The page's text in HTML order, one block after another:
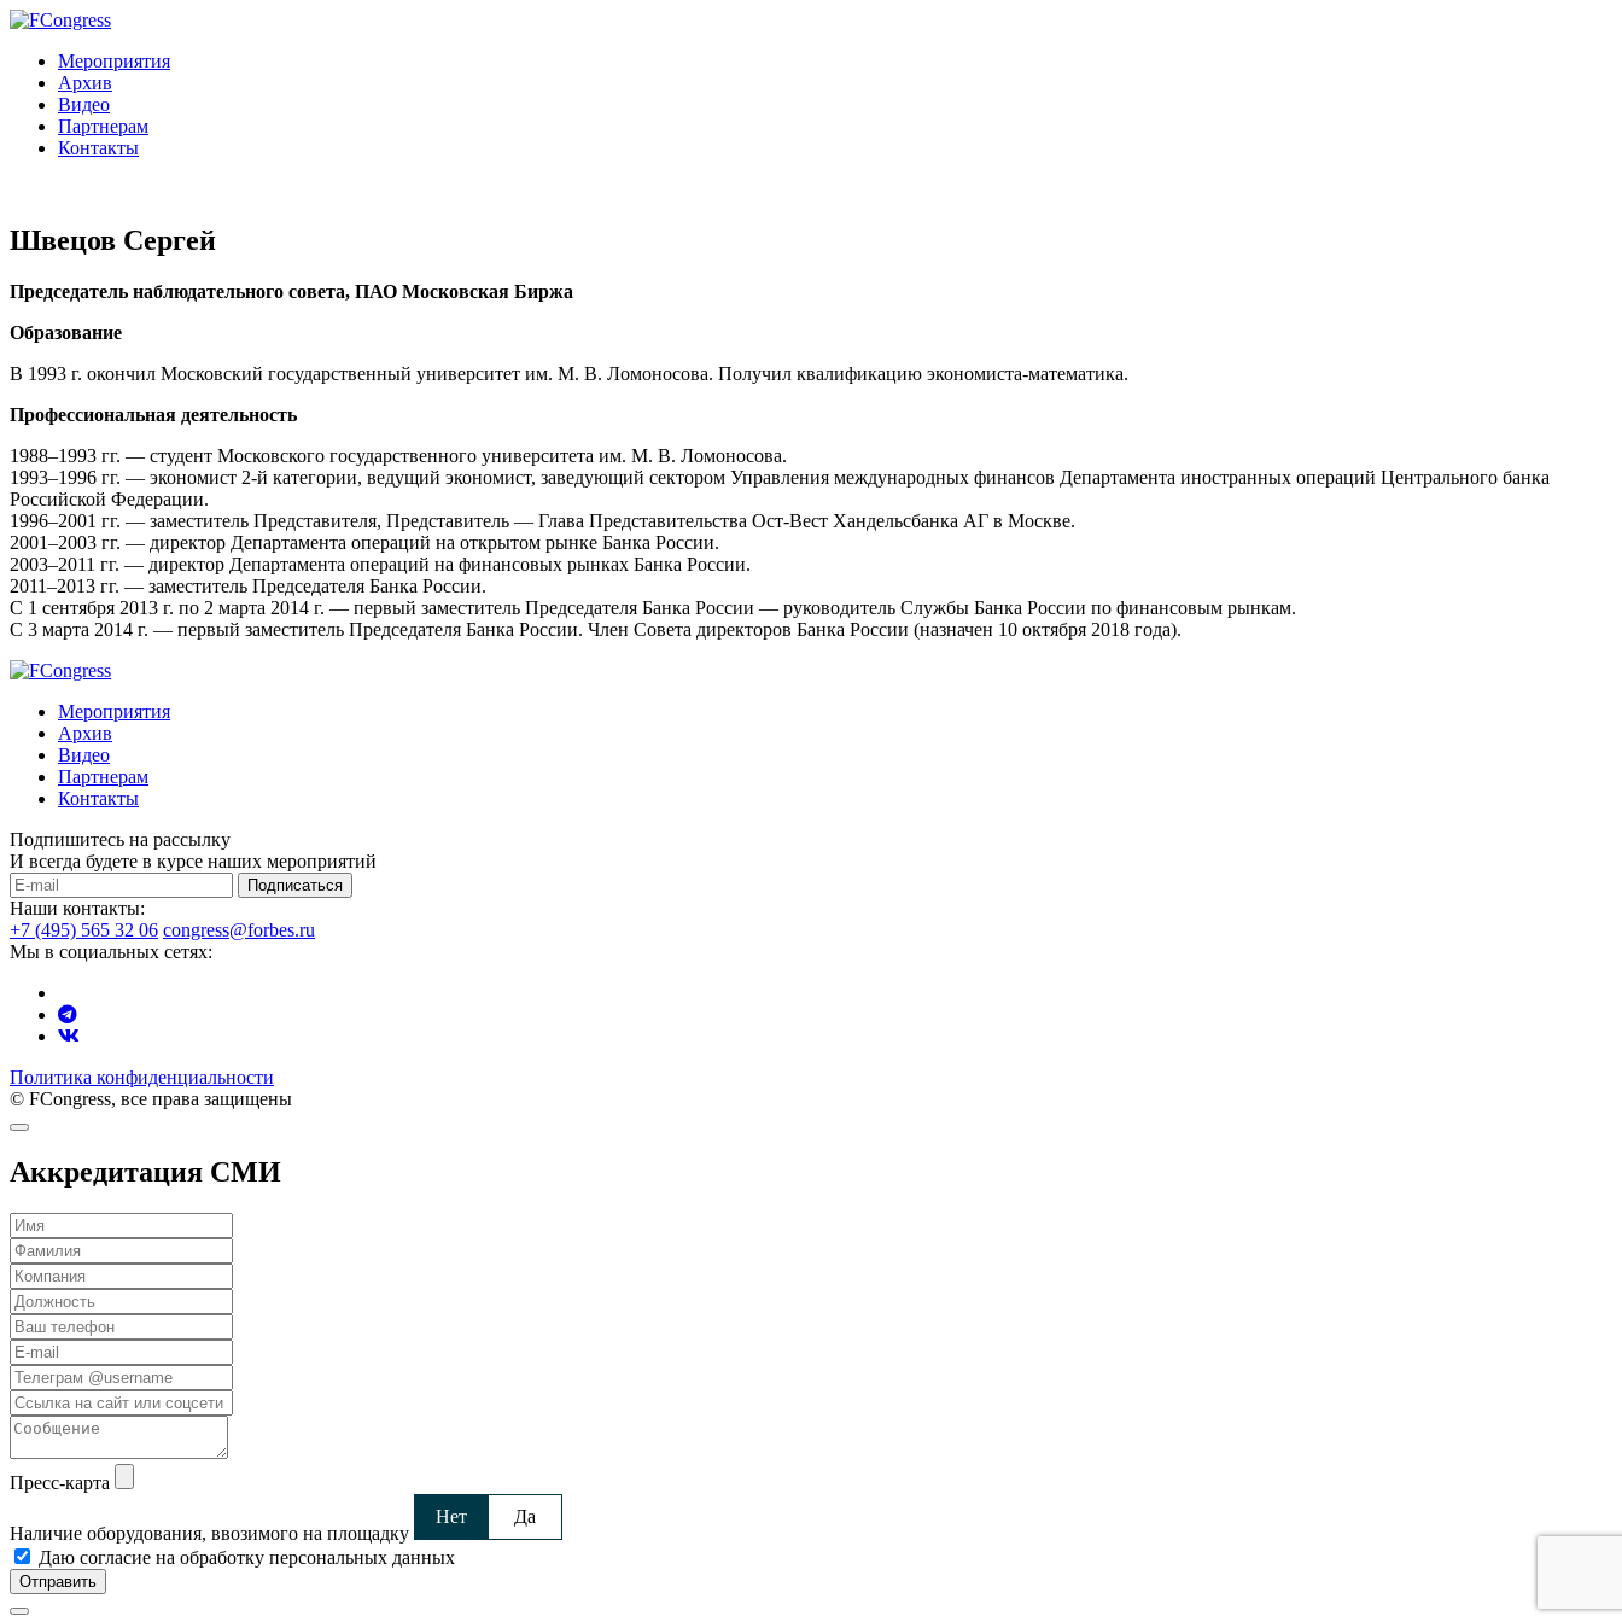
Мероприятия
Архив
Видео
Партнерам
Контакты
Швецов Сергей
Председатель наблюдательного совета, ПАО Московская Биржа
Образование
В 1993 г. окончил Московский государственный университет им. М. В. Ломоносова. Получил квалификацию экономиста-математика.
Профессиональная деятельность
1988–1993 гг. — студент Московского государственного университета им. М. В. Ломоносова.
1993–1996 гг. — экономист 2-й категории, ведущий экономист, заведующий сектором Управления международных финансов Департамента иностранных операций Центрального банка
Российской Федерации.
1996–2001 гг. — заместитель Представителя, Представитель — Глава Представительства Ост-Вест Хандельсбанка АГ в Москве.
2001–2003 гг. — директор Департамента операций на открытом рынке Банка России.
2003–2011 гг. — директор Департамента операций на финансовых рынках Банка России.
2011–2013 гг. — заместитель Председателя Банка России.
С 1 сентября 2013 г. по 2 марта 2014 г. — первый заместитель Председателя Банка России — руководитель Службы Банка России по финансовым рынкам.
С 3 марта 2014 г. — первый заместитель Председателя Банка России. Член Совета директоров Банка России (назначен 10 октября 2018 года).
Мероприятия
Архив
Видео
Партнерам
Контакты
Подпишитесь на рассылку
И всегда будете в курсе наших мероприятий
Подписаться
Наши контакты:
+7 (495) 565 32 06 congress@forbes.ru
Мы в социальных сетях:
Политика конфиденциальности
© FCongress, все права защищены
Аккредитация СМИ
Пресс-карта
Наличие оборудования, ввозимого на площадку
Нет
Да
Даю согласие на обработку персональных данных
Отправить